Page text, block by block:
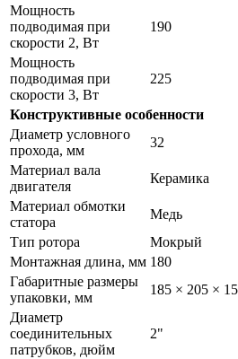
Мощность
подводимая при
скорости 2, Вт
190
Мощность
подводимая при
скорости 3, Вт
225
Конструктивные особенности
Диаметр условного
прохода, мм
32
Материал вала
двигателя
Керамика
Материал обмотки
статора
Медь
Тип ротора
Мокрый
Монтажная длина, мм 180
Габаритные размеры
упаковки, мм
185 × 205 ×
Диаметр
соединительных
патрубков, дюйм
2"